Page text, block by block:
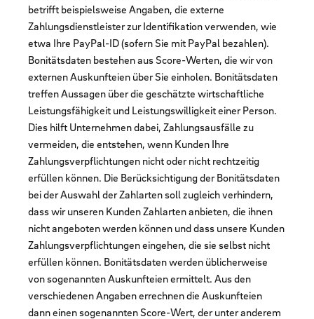
betrifft beispielsweise Angaben, die externe
Zahlungsdienstleister zur Identifikation verwenden, wie
etwa Ihre PayPal-ID (sofern Sie mit PayPal bezahlen).
Bonitätsdaten bestehen aus Score-Werten, die wir von
externen Auskunfteien über Sie einholen. Bonitätsdaten
treffen Aussagen über die geschätzte wirtschaftliche
Leistungsfähigkeit und Leistungswilligkeit einer Person.
Dies hilft Unternehmen dabei, Zahlungsausfälle zu
vermeiden, die entstehen, wenn Kunden Ihre
Zahlungsverpflichtungen nicht oder nicht rechtzeitig
erfüllen können. Die Berücksichtigung der Bonitätsdaten
bei der Auswahl der Zahlarten soll zugleich verhindern,
dass wir unseren Kunden Zahlarten anbieten, die ihnen
nicht angeboten werden können und dass unsere Kunden
Zahlungsverpflichtungen eingehen, die sie selbst nicht
erfüllen können. Bonitätsdaten werden üblicherweise
von sogenannten Auskunfteien ermittelt. Aus den
verschiedenen Angaben errechnen die Auskunfteien
dann einen sogenannten Score-Wert, der unter anderem